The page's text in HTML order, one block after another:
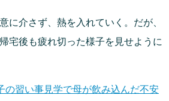
に介さず、熱を入れていく。だが、
宅後も疲れ切った様子を見せように
の習い事見学で母が飲み込んだ不安